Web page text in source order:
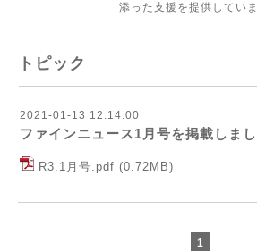
添った支援を提供していま
トピック
2021-01-13 12:14:00
ファインニュース1月号を掲載しま
R3.1月号.pdf (0.72MB)
1